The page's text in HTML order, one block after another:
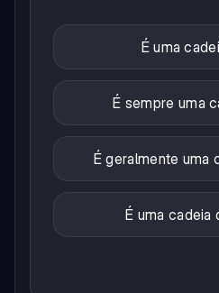
É uma
É sempre uma
É geralmente uma
É uma cadeia